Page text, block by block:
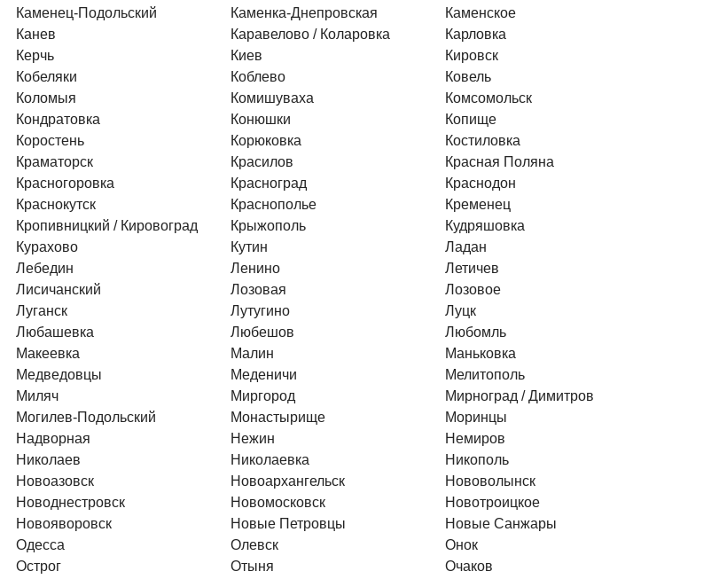
Каменец-Подольский Каменка-Днепровская
Каменское
Канев Каравелово / Коларовка
Карловка
Керчь Киев
Кировск
Кобеляки Коблево
Ковель
Коломыя Комишуваха
Комсомольск
Кондратовка Конюшки
Копище
Коростень Корюковка
Костиловка
Краматорск Красилов
Красная Поляна
Красногоровка Красноград
Краснодон
Краснокутск Краснополье
Кременец
Кропивницкий / Кировоград Крыжополь
Кудряшовка
Курахово Кутин
Ладан
Лебедин Ленино
Летичев
Лисичанский Лозовая
Лозовое
Луганск Лутугино
Луцк
Любашевка Любешов
Любомль
Макеевка Малин
Маньковка
Медведовцы Меденичи
Мелитополь
Миляч Миргород
Мирноград / Димитров
Могилев-Подольский Монастырище
Моринцы
Надворная Нежин
Немиров
Николаев Николаевка
Никополь
Новоазовск Новоархангельск
Нововолынск
Новоднестровск Новомосковск
Новотроицкое
Новояворовск Новые Петровцы
Новые Санжары
Одесса Олевск
Онок
Острог Отыня
Очаков